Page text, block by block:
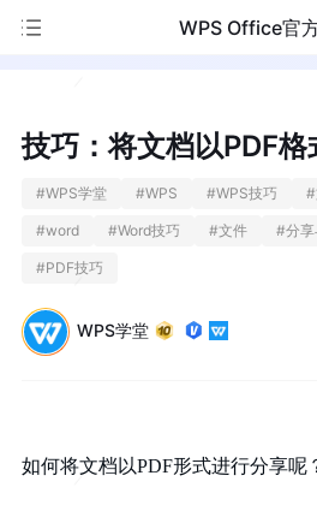
WPS Office官
技巧：将文档以PDF
#WPS学堂 #WPS #WPS技巧 #
#word #Word技巧 #文件 #分
#PDF技巧
WPS学堂
如何将文档以PDF形式进行分享呢